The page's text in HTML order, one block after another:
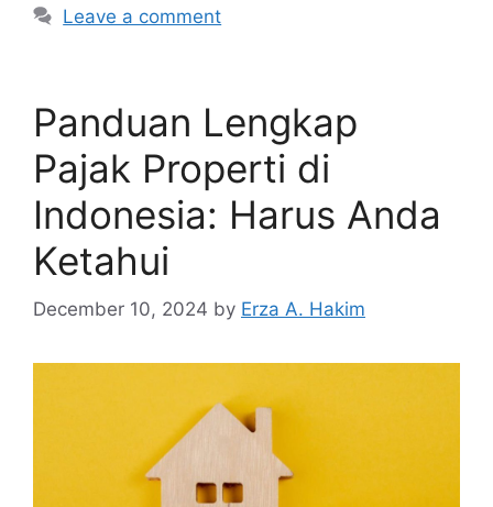
Leave a comment
Panduan Lengkap
Pajak Properti di
Indonesia: Harus Anda
Ketahui
December 10, 2024 by Erza A. Hakim